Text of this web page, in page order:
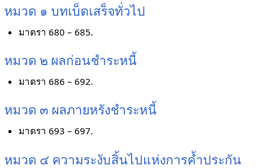
หมวด ๑ บทเบ็ดเสร็จทั่วไป
มาตรา 680 – 685.
หมวด ๒ ผลก่อนชำระหนี้
มาตรา 686 – 692.
หมวด ๓ ผลภายหรังชำระหนี้
มาตรา 693 – 697.
หมวด ๔ ความระงับสิ้นไปแห่งการค้ำประกัน